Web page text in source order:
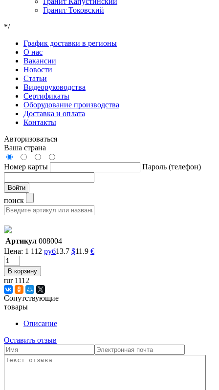
Гранит Токовский
*/
График доставки в регионы
О нас
Вакансии
Новости
Статьи
Видеоруководства
Сертификаты
Оборудование производства
Доставка и оплата
Контакты
Авторизоваться
Ваша страна
Номер карты Пароль (телефон)
Войти
поиск
Артикул 008004
Цена: 1 112 руб13.7 $11.9 €
rur 1112
Сопутствующие
товары
Описание
Оставить отзыв